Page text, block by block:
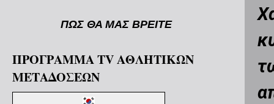
ΠΩΣ ΘΑ ΜΑΣ ΒΡΕΙΤΕ
ΠΡΟΓΡΑΜΜΑ TV ΑΘΛΗΤΙΚΩΝ
ΜΕΤΑΔΟΣΕΩΝ